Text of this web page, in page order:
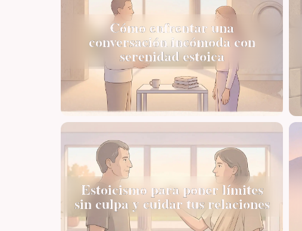
Cómo enfrentar una
conversación incómoda con
serenidad estoica
Estoicismo para poner límites
sin culpa y cuidar tus relaciones